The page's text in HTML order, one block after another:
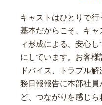
キャストはひとりで
基本だからこそ、キャ
ィ形成による、安心
にしています。お客
ドバイス、トラブル
務日報報告に本部社員
ど、つながりを感じ